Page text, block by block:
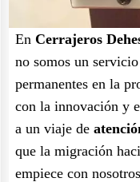
En Cerrajeros
no somos un
permanentes en la
con la innovación y
a un viaje de
que la migración
empiece con